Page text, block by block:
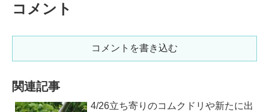
コメント
コメントを書き込む
関連記事
4/26立ち寄りのコムクドリや新たに出